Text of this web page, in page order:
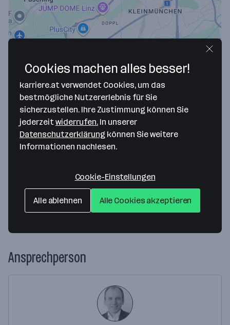
Map data ©2026 Google
sigmavista it consulting gmbh
Johann Roithner-Strasse 131
4050 Traun— Route berechnen
Website
Ansprechperson
Cookies machen alles besser!
karriere.at verwendet Cookies, um das
bestmögliche Nutzererlebnis für Sie
sicherzustellen. Ihre Zustimmung können Sie
jederzeit widerrufen. In unserer
Datenschutzerklärung können Sie weitere
Informationen nachlesen.
Cookie-Einstellungen
Alle ablehnen Alle Cookies akzeptieren